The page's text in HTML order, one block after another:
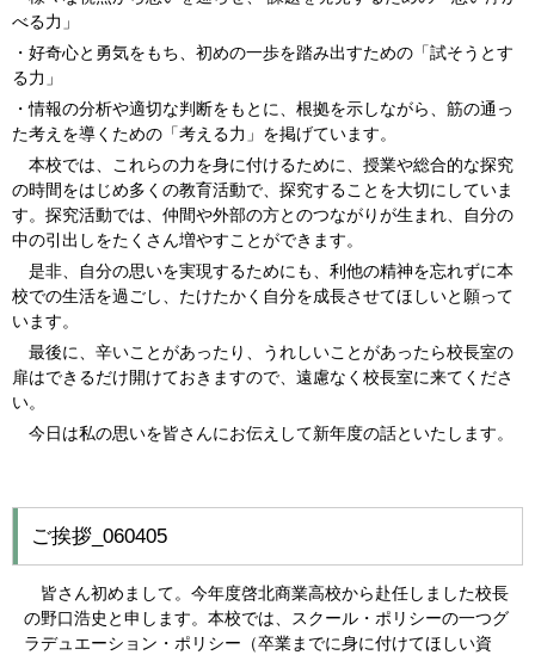
べる力」
・好奇心と勇気をもち、初めの一歩を踏み出すための「試そうとす
る力」
・情報の分析や適切な判断をもとに、根拠を示しながら、筋の通っ
た考えを導くための「考える力」を掲げています。
本校では、これらの力を身に付けるために、授業や総合的な探究
の時間をはじめ多くの教育活動で、探究することを大切にしていま
す。探究活動では、仲間や外部の方とのつながりが生まれ、自分の
中の引出しをたくさん増やすことができます。
是非、自分の思いを実現するためにも、利他の精神を忘れずに本
校での生活を過ごし、たけたかく自分を成長させてほしいと願って
います。
最後に、辛いことがあったり、うれしいことがあったら校長室の
扉はできるだけ開けておきますので、遠慮なく校長室に来てくださ
い。
今日は私の思いを皆さんにお伝えして新年度の話といたします。
ご挨拶_060405
皆さん初めまして。今年度啓北商業高校から赴任しました校長
の野口浩史と申します。本校では、スクール・ポリシーの一つグ
ラデュエーション・ポリシー（卒業までに身に付けてほしい資